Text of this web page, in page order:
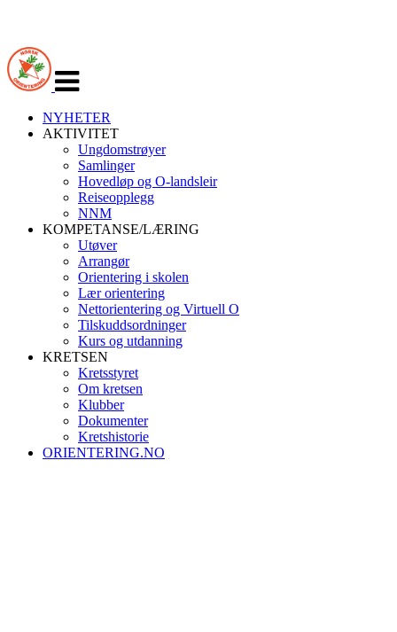
navigasjon
NYHETER
AKTIVITET
Ungdomstrøyer
Samlinger
Hovedløp og O-landsleir
Reiseopplegg
NNM
KOMPETANSE/LÆRING
Utøver
Arrangør
Orientering i skolen
Lær orientering
Nettorientering og Virtuell O
Tilskuddsordninger
Kurs og utdanning
KRETSEN
Kretsstyret
Om kretsen
Klubber
Dokumenter
Kretshistorie
ORIENTERING.NO